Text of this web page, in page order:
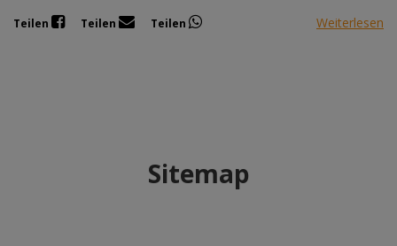
Teilen Teilen Teilen Weiterlesen
Sitemap